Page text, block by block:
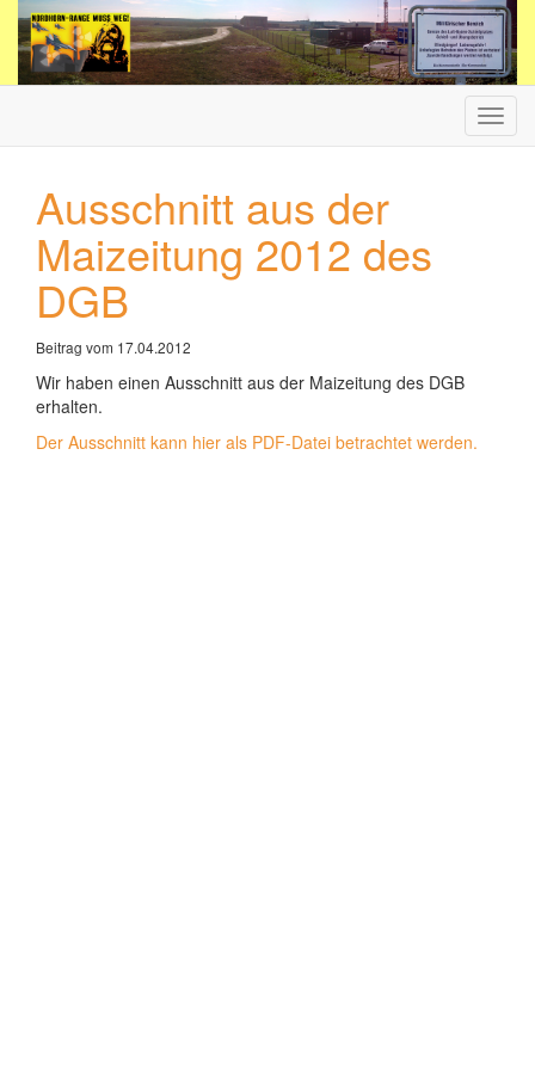
ein-/
Ausschnitt aus der
Maizeitung 2012 des
DGB
Beitrag vom 17.04.2012
Wir haben einen Ausschnitt aus der Maizeitung des DGB
erhalten.
Der Ausschnitt kann hier als PDF-Datei betrachtet werden.